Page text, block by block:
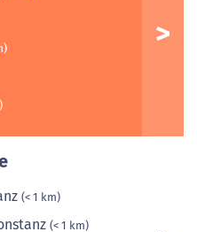
(< 1 km)
(< 1 km)